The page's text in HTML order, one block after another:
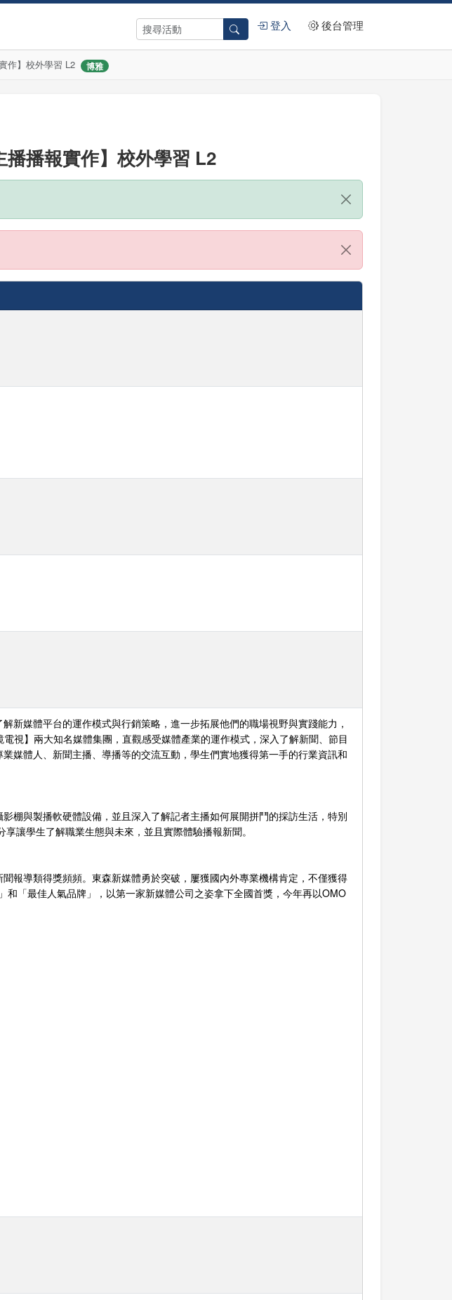
登入 後台管理
作】校外學習 L2 博雅
播播報實作】校外學習 L2
新媒體平台的運作模式與行銷策略，進一步拓展他們的職場視野與實踐能力，
視】兩大知名媒體集團，直觀感受媒體產業的運作模式，深入了解新聞、節目
媒體人、新聞主播、導播等的交流互動，學生們實地獲得第一手的行業資訊和
棚與製播軟硬體設備，並且深入了解記者主播如何展開拼鬥的採訪生活，特別
讓學生了解職業生態與未來，並且實際體驗播報新聞。
報導類得獎頻頻。東森新媒體勇於突破，屢獲國內外專業機構肯定，不僅獲得
「最佳人氣品牌」，以第一家新媒體公司之姿拿下全國首獎，今年再以OMO